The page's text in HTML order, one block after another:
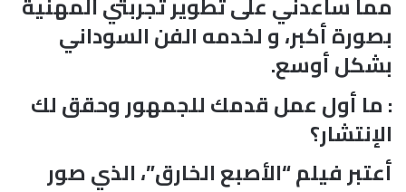
بصورة أكبر، و لخدمه الفن السوداني
بشكل أوسع.
: ما أول عمل قدمك للجمهور وحقق لك
الإنتشار؟
أعتبر فيلم “الأصبع الخارق”، الذي صور